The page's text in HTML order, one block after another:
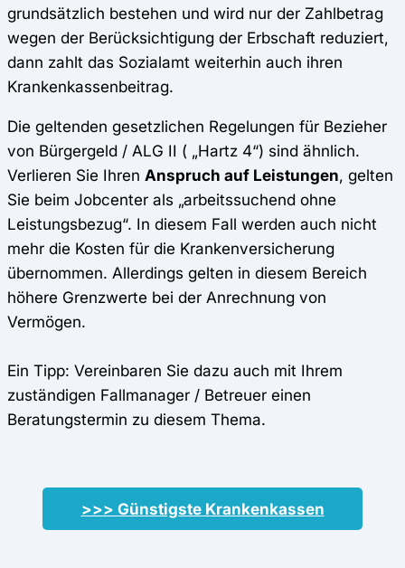
grundsätzlich bestehen und wird nur der Zahlbetrag
wegen der Berücksichtigung der Erbschaft reduziert,
dann zahlt das Sozialamt weiterhin auch ihren
Krankenkassenbeitrag.
Die geltenden gesetzlichen Regelungen für Bezieher
von Bürgergeld / ALG II ( „Hartz 4“) sind ähnlich.
Verlieren Sie Ihren Anspruch auf Leistungen, gelten
Sie beim Jobcenter als „arbeitssuchend ohne
Leistungsbezug“. In diesem Fall werden auch nicht
mehr die Kosten für die Krankenversicherung
übernommen. Allerdings gelten in diesem Bereich
höhere Grenzwerte bei der Anrechnung von
Vermögen.
Ein Tipp: Vereinbaren Sie dazu auch mit Ihrem
zuständigen Fallmanager / Betreuer einen
Beratungstermin zu diesem Thema.
>>> Günstigste Krankenkassen